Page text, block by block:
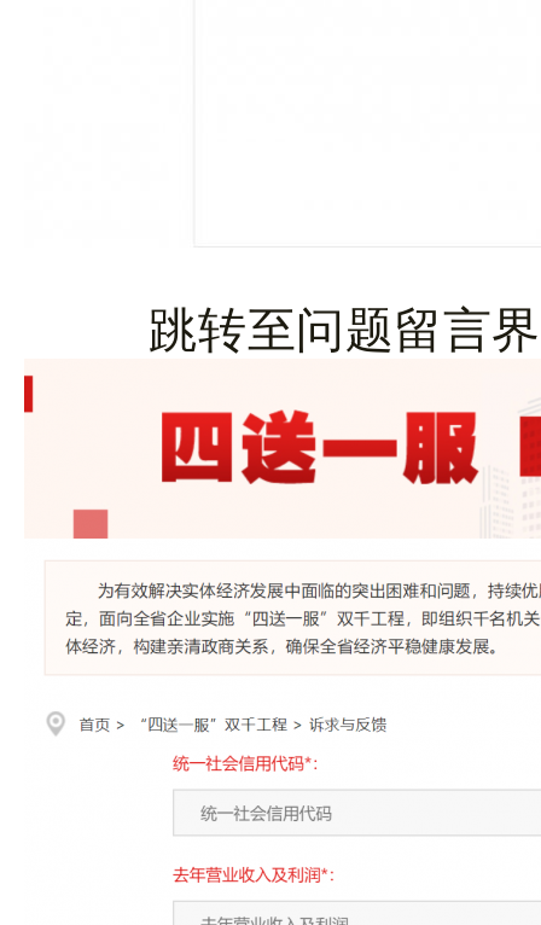
跳转至问题留言